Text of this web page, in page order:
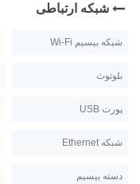
شبکه ارتباطی
شبکه بیسیم Wi-Fi
بلوتوث
پورت USB
شبکه Ethernet
دسته بیسیم